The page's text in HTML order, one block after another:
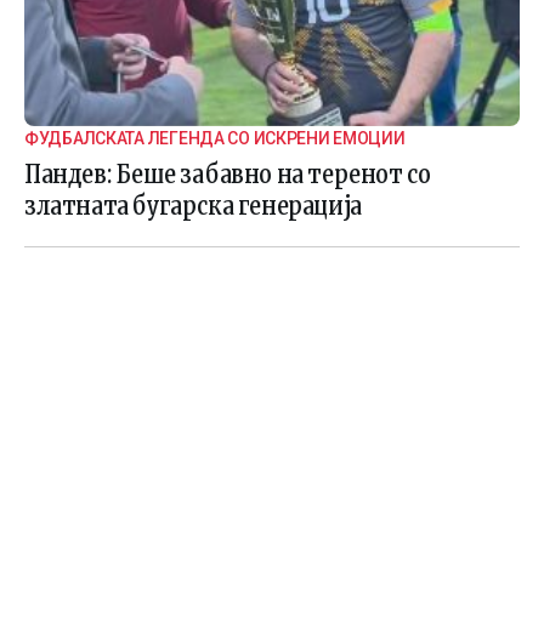
ФУДБАЛСКАТА ЛЕГЕНДА СО ИСКРЕНИ ЕМОЦИИ
Пандев: Беше забавно на теренот со
златната бугарска генерација